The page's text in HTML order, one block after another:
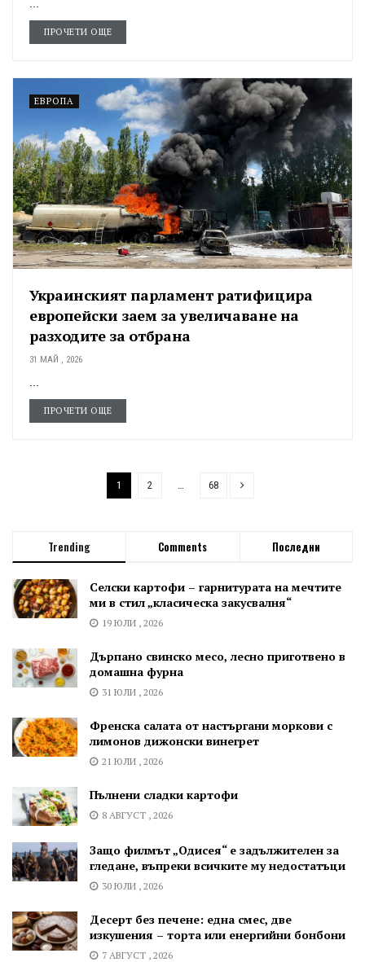
ПРОЧЕТИ ОЩЕ
ЕВРОПА
Украинският парламент ратифицира
европейски заем за увеличаване на
разходите за отбрана
31 МАЙ , 2026
ПРОЧЕТИ ОЩЕ
1 2 68
Trending Comments Последни
Селски картофи – гарнитурата на мечтите
ми в стил „класическа закусвалня“
19 ЮЛИ , 2026
Дърпано свинско месо, лесно приготвено в
домашна фурна
31 ЮЛИ , 2026
Френска салата от настъргани моркови с
лимонов дижонски винегрет
21 ЮЛИ , 2026
Пълнени сладки картофи
8 АВГУСТ , 2026
Защо филмът „Одисея“ е задължителен за
гледане, въпреки всичките му недостатъци
30 ЮЛИ , 2026
Десерт без печене: една смес, две
изкушения – торта или енергийни бонбони
7 АВГУСТ , 2026